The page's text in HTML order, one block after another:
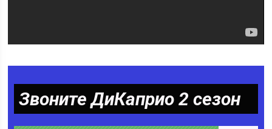
Звоните ДиКаприо 2 сезон